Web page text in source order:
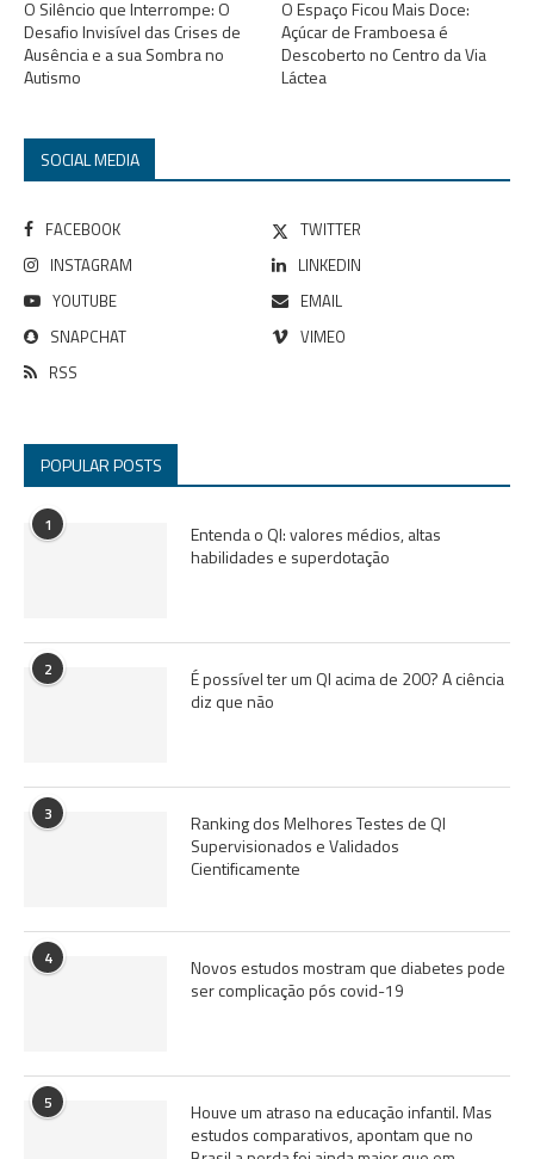
O Silêncio que Interrompe: O
Desafio Invisível das Crises de
Ausência e a sua Sombra no
Autismo
O Espaço Ficou Mais Doce:
Açúcar de Framboesa é
Descoberto no Centro da Via
Láctea
SOCIAL MEDIA
FACEBOOK
TWITTER
INSTAGRAM
LINKEDIN
YOUTUBE
EMAIL
SNAPCHAT
VIMEO
RSS
POPULAR POSTS
1
Entenda o QI: valores médios, altas
habilidades e superdotação
2
É possível ter um QI acima de 200? A ciência
diz que não
3
Ranking dos Melhores Testes de QI
Supervisionados e Validados
Cientificamente
4
Novos estudos mostram que diabetes pode
ser complicação pós covid-19
5
Houve um atraso na educação infantil. Mas
estudos comparativos, apontam que no